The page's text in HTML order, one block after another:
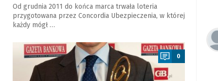
Od grudnia 2011 do końca marca trwała loteria
przygotowana przez Concordia Ubezpieczenia, w której
każdy mógł …
a
0